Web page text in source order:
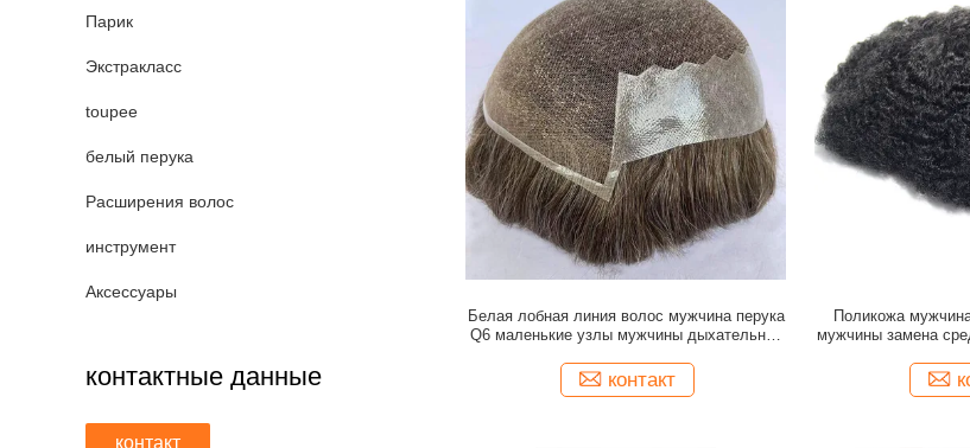
Парик
Экстракласс
toupee
белый перука
Расширения волос
инструмент
Аксессуары
контактные данные
контакт
Белая лобная линия волос мужчина перука
Q6 маленькие узлы мужчины дыхательная
контакт
Поликожа
мужчины замена